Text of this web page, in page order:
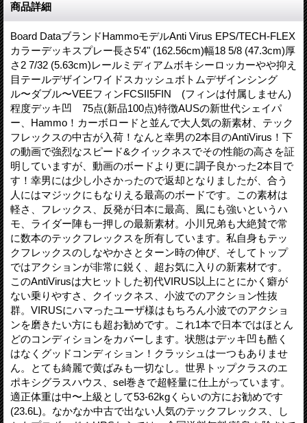
商品詳細
Board DataブランドHammoモデルAnti Virus EPS/TECH-FLEX
カラーデッキスプレー長さ5'4" (162.56cm)幅18 5/8 (47.3cm)厚
さ2 7/32 (5.63cm)レールミディアムボキシーロッカーやや抑え
目テールデザインワイドスカッシュボトムデザインシング
ル〜ダブル〜VEEフィンFCSII5FIN (フィンは付属しません)
程度デッキ凹 75点(新品100点)特徴AUSの新世代シェイパ
ー、Hammo！カーボロードと並んで大人気の新素材、テック
フレックスの中古が入荷！なんと幸男の2本目のAntiVirus！下
の動画で強烈なスピード&クイックネスでその性能の高さを証
明していますが、動画のボードより更に調子良かった2本目で
す！幸男には少し小さかったので返却となりましたが、合う
人にはマジックにもなりえる最高のボードです。この素材は
軽さ、フレックス、反発が日本に最高、風にも強いというハ
モ、ライダー陣も一押しの最新素材。小川兄弟も大絶賛で常
に数本のテックフレックスを所有しています。私自身もテッ
クフレックスのしなやかさとターン時の伸び、そしてトップ
ではアクションが非常に鋭く、超お気に入りの新素材です。
このAntiVirusは大ヒットした初代VIRUS以上にとにかく癖が
ない乗りやすさ、クイックネス、小波でのアクション性抜
群。VIRUSにハマったユーザ様はもちろん小波でのアクショ
ンを磨きたい方にも超お勧めです。これ1本で日本ではほとん
どのコンディションをカバーします。状態はデッキ凹も酷く
はなくグッドコンディション！クラッシュは一つもありませ
ん。とても綺麗で黄ばみも一切なし。世界トップクラスのエ
ポキシグラスハウス、sel巻きで超軽量に仕上がっています。
適正体重は中〜上級として53-62kgくらいの方にお勧めです
(23.6L)。なかなか中古で出ない人気のテックフレックス、し